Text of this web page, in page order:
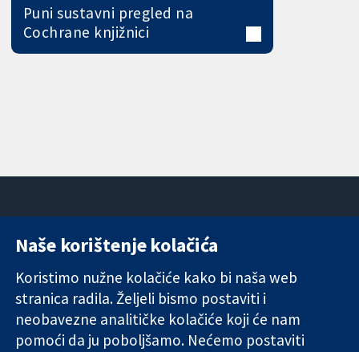
Puni sustavni pregled na
Cochrane knjižnici
Pouzdani dokazi.
Utemeljeni
dokazi.
Bolje zdravlje.
11-13 Cavendish
London
W1G 0AN
Ujedinjeno
Kraljevstvo
Novosti
medije
O nama
Naše korištenje kolačića
Koristimo nužne kolačiće kako bi naša web
stranica radila. Željeli bismo postaviti i
neobavezne analitičke kolačiće koji će nam
pomoći da ju poboljšamo. Nećemo postaviti